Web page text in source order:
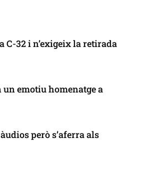
C-32 i n’exigeix la retirada
emotiu homenatge a
però s’aferra als